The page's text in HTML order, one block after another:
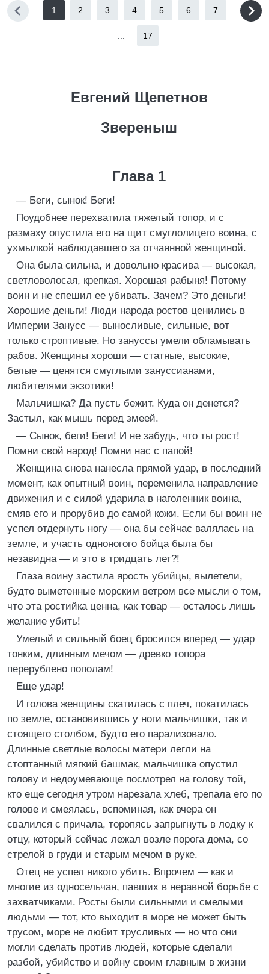
1 2 3 4 5 6 7
17
Евгений Щепетнов
Звереныш
Глава 1
— Беги, сынок! Беги!
Поудобнее перехватила тяжелый топор, и с
размаху опустила его на щит смуглолицего воина, с
ухмылкой наблюдавшего за отчаянной женщиной.
Она была сильна, и довольно красива — высокая,
светловолосая, крепкая. Хорошая рабыня! Потому
воин и не спешил ее убивать. Зачем? Это деньги!
Хорошие деньги! Люди народа ростов ценились в
Империи Занусс — выносливые, сильные, вот
только строптивые. Но зануссы умели обламывать
рабов. Женщины хороши — статные, высокие,
белые — ценятся смуглыми зануссианами,
любителями экзотики!
Мальчишка? Да пусть бежит. Куда он денется?
Застыл, как мышь перед змеей.
— Сынок, беги! Беги! И не забудь, что ты рост!
Помни свой народ! Помни нас с папой!
Женщина снова нанесла прямой удар, в последний
момент, как опытный воин, переменила направление
движения и с силой ударила в наголенник воина,
смяв его и прорубив до самой кожи. Если бы воин не
успел отдернуть ногу — она бы сейчас валялась на
земле, и участь одноногого бойца была бы
незавидна — и это в тридцать лет?!
Глаза воину застила ярость убийцы, вылетели,
будто выметенные морским ветром все мысли о том,
что эта ростийка ценна, как товар — осталось лишь
желание убить!
Умелый и сильный боец бросился вперед — удар
тонким, длинным мечом — древко топора
перерублено пополам!
Еще удар!
И голова женщины скатилась с плеч, покатилась
по земле, остановившись у ноги мальчишки, так и
стоящего столбом, будто его парализовало.
Длинные светлые волосы матери легли на
стоптанный мягкий башмак, мальчишка опустил
голову и недоумевающе посмотрел на голову той,
кто еще сегодня утром нарезала хлеб, трепала его по
голове и смеялась, вспоминая, как вчера он
свалился с причала, торопясь запрыгнуть в лодку к
отцу, который сейчас лежал возле порога дома, со
стрелой в груди и старым мечом в руке.
Отец не успел никого убить. Впрочем — как и
многие из односельчан, павших в неравной борьбе с
захватчиками. Росты были сильными и смелыми
людьми — тот, кто выходит в море не может быть
трусом, море не любит трусливых — но что они
могли сделать против людей, которые сделали
разбой, убийство и войну своим главным в жизни